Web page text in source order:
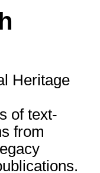
Heritage
of text-
from